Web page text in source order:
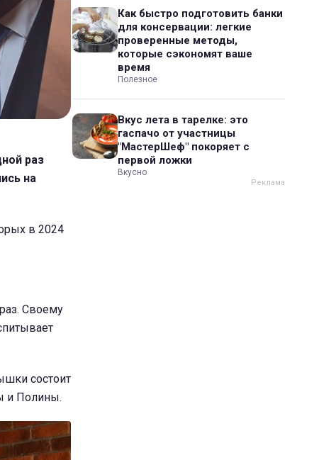
раз
на
в 2024
Своему
состоит
и Полины.
Как быстро подготовить банки
для консервации: легкие
проверенные методы,
которые сэкономят ваше
время
Полезное
Вкус лета в тарелке: это
гаспачо от участницы
"МастерШеф" покоряет с
первой ложки
Вкусно